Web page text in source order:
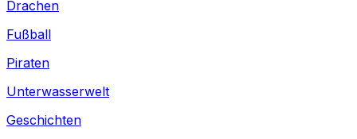
Drachen
Fußball
Piraten
Unterwasserwelt
Geschichten